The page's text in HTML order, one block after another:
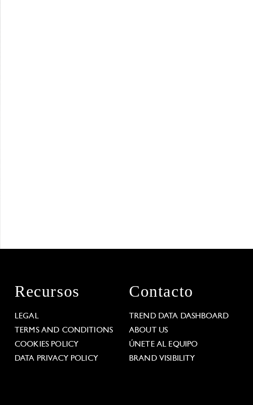
Recursos
LEGAL
TERMS AND CONDITIONS
COOKIES POLICY
DATA PRIVACY POLICY
Contacto
TREND DATA DASHBOARD
ABOUT US
ÚNETE AL EQUIPO
BRAND VISIBILITY